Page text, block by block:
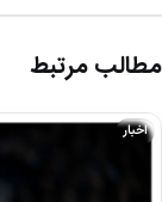
مطالب مرتبط
اخبار